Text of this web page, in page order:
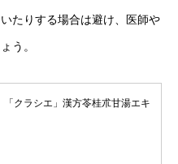
たりする場合は避け、医師や
う。
クラシエ」漢方苓桂朮甘湯エキ